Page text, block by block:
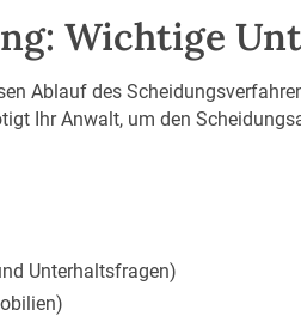
Wichtige
Ablauf des
Ihr Anwalt, um den
Unterhaltsfragen)